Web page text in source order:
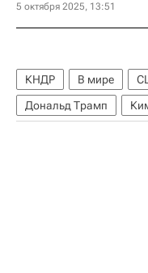
5 октября 2025, 13:51
КНДР В мире
Дональд Трамп